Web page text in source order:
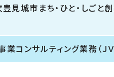
城市まち・ひと・しごと
コンサルティング業務（ＪＶ